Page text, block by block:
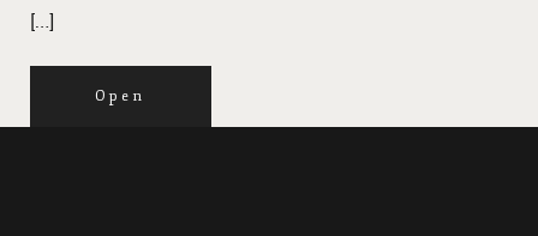
[…]
Open